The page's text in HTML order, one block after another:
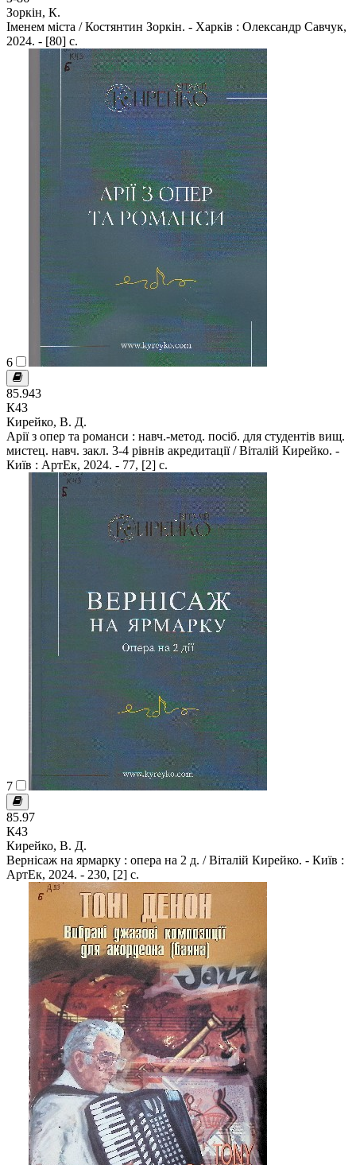
Зоркін, К.
Іменем міста / Костянтин Зоркін. - Харків : Олександр Савчук,
2024. - [80] с.
6
85.943
К43
Кирейко, В. Д.
Арії з опер та романси : навч.-метод. посіб. для студентів вищ.
мистец. навч. закл. 3-4 рівнів акредитації / Віталій Кирейко. -
Київ : АртЕк, 2024. - 77, [2] c.
7
85.97
К43
Кирейко, В. Д.
Вернісаж на ярмарку : опера на 2 д. / Віталій Кирейко. - Київ :
АртЕк, 2024. - 230, [2] c.